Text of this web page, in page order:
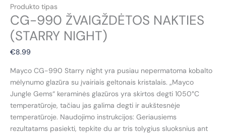
Produkto tipas
CG-990 ŽVAIGŽDĖTOS NAKTIES
(STARRY NIGHT)
€8.99
Mayco CG-990 Starry night yra pusiau nepermatoma kobalto
mėlynumo glazūra su įvairiais geltonais kristalais. „Mayco
Jungle Gems“ keraminės glazūros yra skirtos degti 1050°C
temperatūroje, tačiau jas galima degti ir aukštesnėje
temperatūroje. Naudojimo instrukcijos: Geriausiems
rezultatams pasiekti, tepkite du ar tris tolygius sluoksnius ant